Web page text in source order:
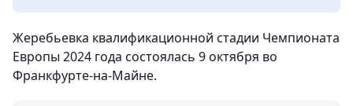
Жеребьевка квалификационной стадии Чемпионата
Европы 2024 года состоялась 9 октября во
Франкфурте‑на‑Майне.